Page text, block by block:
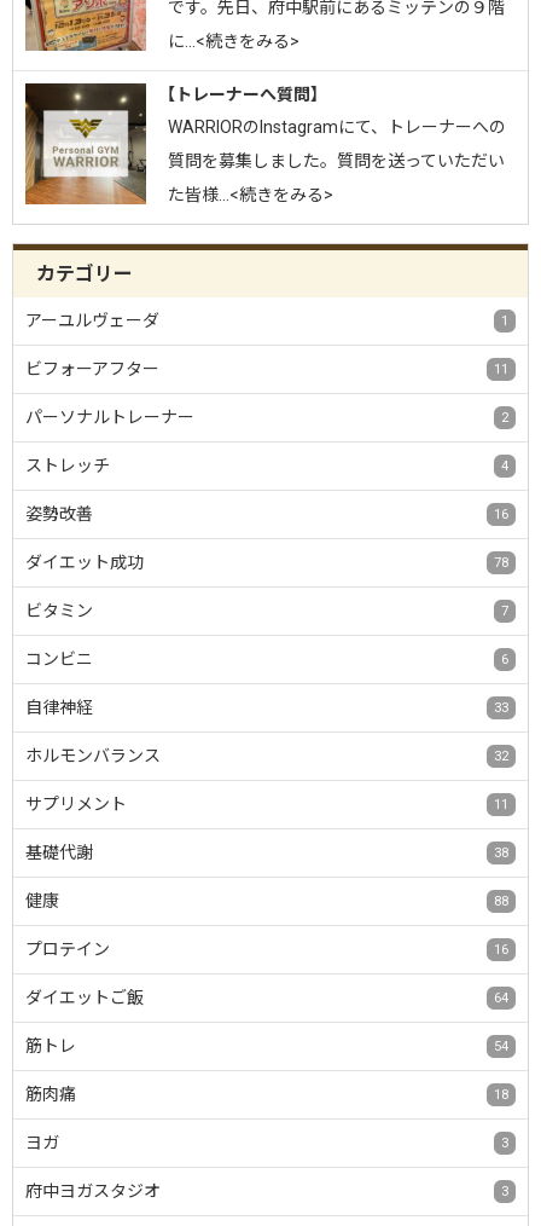
です。先日、府中駅前にあるミッテンの９階
に…<続きをみる>
【トレーナーへ質問】
WARRIORのInstagramにて、トレーナーへの
質問を募集しました。質問を送っていただい
た皆様…<続きをみる>
カテゴリー
アーユルヴェーダ 1
ビフォーアフター 11
パーソナルトレーナー 2
ストレッチ 4
姿勢改善 16
ダイエット成功 78
ビタミン 7
コンビニ 6
自律神経 33
ホルモンバランス 32
サプリメント 11
基礎代謝 38
健康 88
プロテイン 16
ダイエットご飯 64
筋トレ 54
筋肉痛 18
ヨガ 3
府中ヨガスタジオ 3